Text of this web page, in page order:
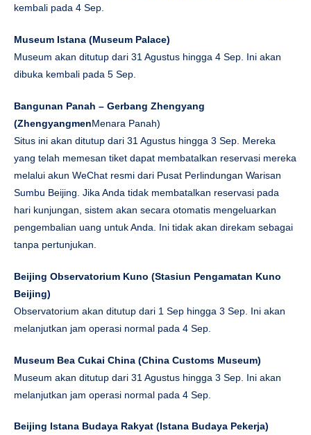
kembali pada 4 Sep.
Museum Istana (Museum Palace)
Museum akan ditutup dari 31 Agustus hingga 4 Sep. Ini akan
dibuka kembali pada 5 Sep.
Bangunan Panah – Gerbang Zhengyang
(ZhengyangmenMenara Panah)
Situs ini akan ditutup dari 31 Agustus hingga 3 Sep. Mereka
yang telah memesan tiket dapat membatalkan reservasi mereka
melalui akun WeChat resmi dari Pusat Perlindungan Warisan
Sumbu Beijing. Jika Anda tidak membatalkan reservasi pada
hari kunjungan, sistem akan secara otomatis mengeluarkan
pengembalian uang untuk Anda. Ini tidak akan direkam sebagai
tanpa pertunjukan.
Beijing Observatorium Kuno (Stasiun Pengamatan Kuno
Beijing)
Observatorium akan ditutup dari 1 Sep hingga 3 Sep. Ini akan
melanjutkan jam operasi normal pada 4 Sep.
Museum Bea Cukai China (China Customs Museum)
Museum akan ditutup dari 31 Agustus hingga 3 Sep. Ini akan
melanjutkan jam operasi normal pada 4 Sep.
Beijing Istana Budaya Rakyat (Istana Budaya Pekerja)